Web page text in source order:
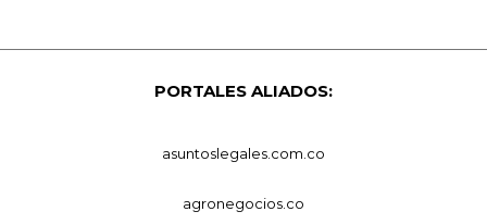
PORTALES ALIADOS:
asuntoslegales.com.co
agronegocios.co